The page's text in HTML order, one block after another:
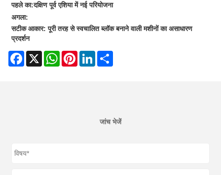
पहले का:दक्षिण पूर्व एशिया में नई परियोजना
अगला:
सटीक आकार: पूरी तरह से स्वचालित ब्लॉक बनाने वाली मशीनों का असाधारण
प्रदर्शन
Facebook
X WhatsAppPinterestLinkedIn
जांच भेजें